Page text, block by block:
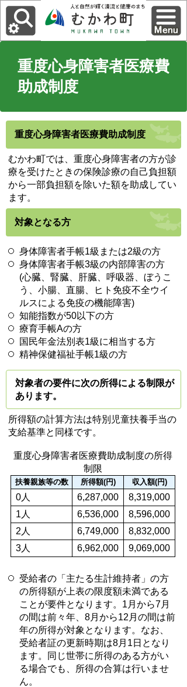
重度心身障害者医療費
助成制度
重度心身障害者医療費助成制度
むかわ町では、重度心身障害者の方が診
療を受けたときの保険診療の自己負担額
から一部負担額を除いた額を助成してい
ます。
対象となる方
身体障害者手帳1級または2級の方
身体障害者手帳3級の内部障害の方
(心臓、腎臓、肝臓、呼吸器、ぼうこ
う、小腸、直腸、ヒト免疫不全ウイ
ルスによる免疫の機能障害)
知能指数が50以下の方
療育手帳Aの方
国民年金法別表1級に相当する方
精神保健福祉手帳1級の方
対象者の要件に次の所得による制限が
あります。
所得額の計算方法は特別児童扶養手当の
支給基準と同様です。
重度心身障害者医療費助成制度の所得
制限
扶養親族等の数 所得額(円) 収入額(円)
0人 6,287,000
8,319,000
1人
6,536,000
8,596,000
2人
6,749,000
8,832,000
3人
6,962,000 9,069,000
受給者の「主たる生計維持者」の方
の所得額が上表の限度額未満である
ことが要件となります。1月から7月
の間は前々年、8月から12月の間は前
年の所得が対象となります。なお、
受給者証の更新時期は8月1日となり
ます。同じ世帯に所得のある方がい
る場合でも、所得の合算は行いませ
ん。